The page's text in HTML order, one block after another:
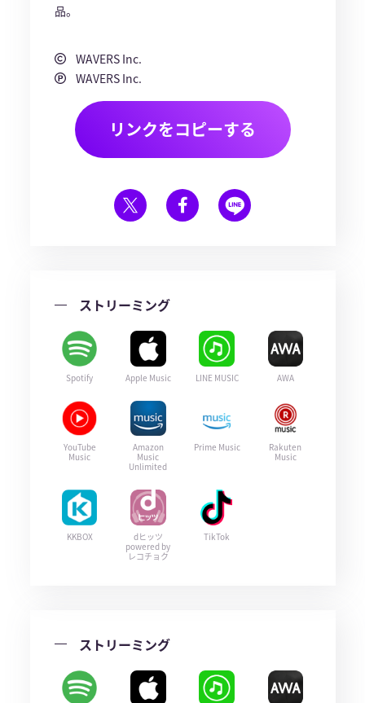
品。
WAVERS Inc.
WAVERS Inc.
リンクをコピーする
ストリーミング
Spotify Apple Music LINE MUSIC AWA
YouTube
Music
Amazon
Music
Unlimited
Prime Music
Rakuten
Music
KKBOX
dヒッツ
powered by
レコチョク
TikTok
ストリーミング